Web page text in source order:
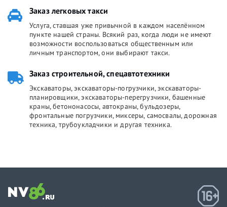
Заказ легковых такси
Услуга, ставшая уже привычной в каждом населённом
пункте нашей страны. Всякий раз, когда люди не имеют
возможности воспользоваться общественным или
личным транспортом, они выбирают такси.
Заказ строительной, спецавтотехники
Экскаваторы, экскаваторы-погрузчики, экскаваторы-
планировщики, экскаваторы-перегрузчики, башенные
краны, бетононасосы, автокраны, бульдозеры,
фронтальные погрузчики, миксеры, самосвалы, дорожная
техника, трубоукладчики и другая техника.